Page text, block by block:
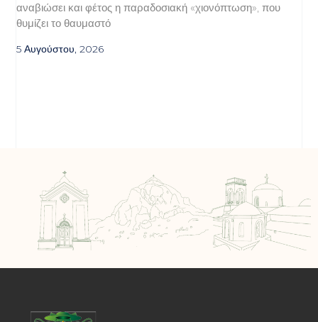
αναβιώσει και φέτος η παραδοσιακή «χιονόπτωση», που
θυμίζει το θαυμαστό
5 Αυγούστου, 2026